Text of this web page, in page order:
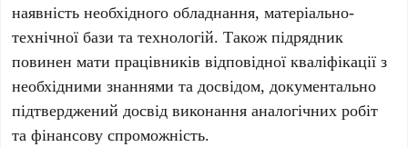
наявність необхідного обладнання, матеріально-
технічної бази та технологій. Також підрядник
повинен мати працівників відповідної кваліфікації з
необхідними знаннями та досвідом, документально
підтверджений досвід виконання аналогічних робіт
та фінансову спроможність.